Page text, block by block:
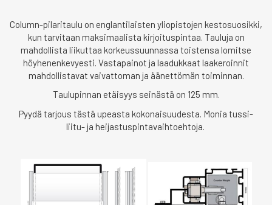
Column-pilaritaulu on englantilaisten yliopistojen kestosuosikki,
kun tarvitaan maksimaalista kirjoituspintaa. Tauluja on
mahdollista liikuttaa korkeussuunnassa toistensa lomitse
höyhenenkevyesti. Vastapainot ja laadukkaat laakeroinnit
mahdollistavat vaivattoman ja äänettömän toiminnan.
Taulupinnan etäisyys seinästä on 125 mm.
Pyydä tarjous tästä upeasta kokonaisuudesta. Monia tussi-
liitu- ja heijastuspintavaihtoehtoja.